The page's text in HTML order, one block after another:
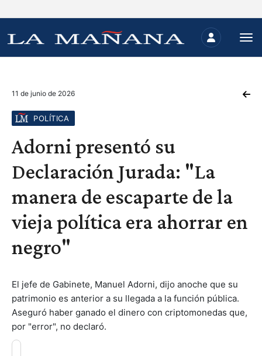
11 de junio de 2026
POLÍTICA
Adorni presentó su
Declaración Jurada: "La
manera de escaparte de la
vieja política era ahorrar en
negro"
El jefe de Gabinete, Manuel Adorni, dijo anoche que su
patrimonio es anterior a su llegada a la función pública.
Aseguró haber ganado el dinero con criptomonedas que,
por "error", no declaró.